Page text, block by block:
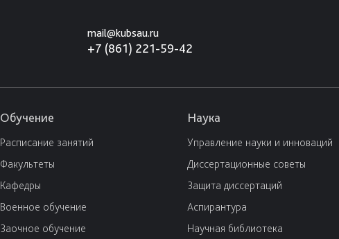
mail@kubsau.ru
+7 (861) 221-59-42
Обучение
Расписание занятий
Факультеты
Кафедры
Военное обучение
Заочное обучение
Наука
Управление науки и инноваций
Диссертационные советы
Защита диссертаций
Аспирантура
Научная библиотека